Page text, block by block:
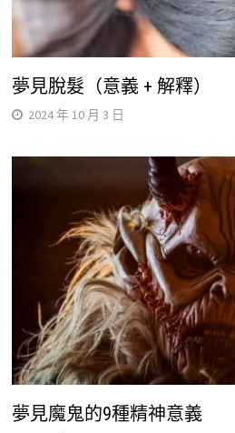
夢見脫髮（意義 + 解釋）
2024 年 10 月 3 日
夢見魔鬼的9種精神意義